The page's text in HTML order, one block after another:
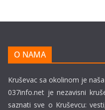
O NAMA
Kruševac sa okolinom je
037info.net je nezavisni
saznati sve o Kruševcu: